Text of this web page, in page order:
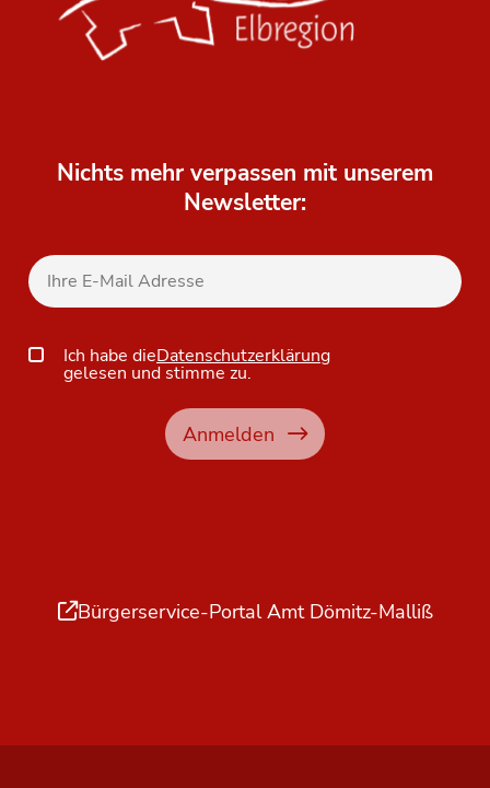
Nichts mehr verpassen mit unserem
Newsletter:
Anmelden
Ich habe dieDatenschutzerklärung
gelesen und stimme zu.
Bürgerservice-Portal Amt Dömitz-Malliß